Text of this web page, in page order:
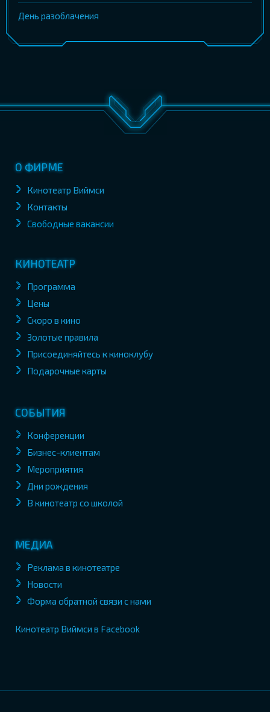
День разоблачения
О ФИРМЕ
Кинотеатр Виймси
Контакты
Свободные вакансии
КИНОТЕАТР
Программа
Цены
Скоро в кино
Золотые правила
Присоединяйтесь к киноклубу
Подарочные карты
СОБЫТИЯ
Конференции
Бизнес-клиентам
Мероприятия
Дни рождения
В кинотеатр со школой
МЕДИА
Реклама в кинотеатре
Новости
Форма обратной связи с нами
Кинотеатр Виймси в Facebook